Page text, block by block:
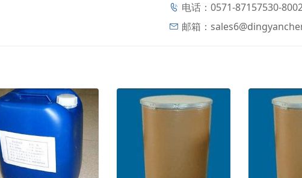
电话：0571-87157530-
邮箱：